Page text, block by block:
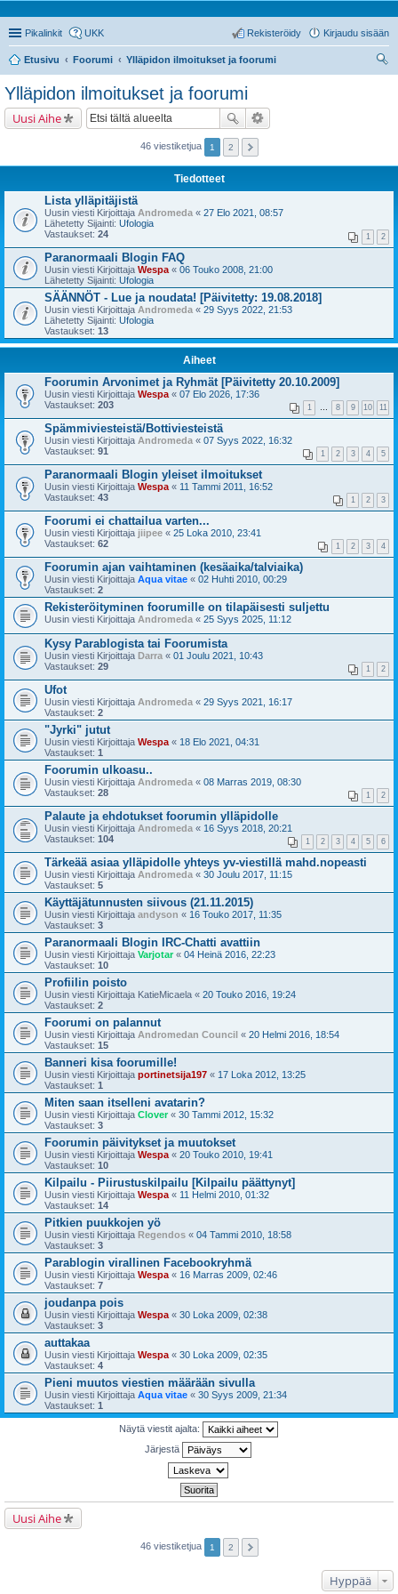
Pikalinkit UKK Kirjaudu sisään
Rekisteröidy
Etusivu Foorumi
Ylläpidon ilmoitukset ja foorumi
Ylläpidon ilmoitukset ja foorumi
Uusi Aihe
46 viestiketjua 1 2
Tiedotteet
Lista ylläpitäjistä
Uusin viesti Kirjoittaja Andromeda « 27 Elo 2021, 08:57
Lähetetty Sijainti: Ufologia
Vastaukset: 24 1 2
Paranormaali Blogin FAQ
Uusin viesti Kirjoittaja Wespa « 06 Touko 2008, 21:00
Lähetetty Sijainti: Ufologia
SÄÄNNÖT - Lue ja noudata! [Päivitetty: 19.08.2018]
Uusin viesti Kirjoittaja Andromeda « 29 Syys 2022, 21:53
Lähetetty Sijainti: Ufologia
Vastaukset: 13
Aiheet
Foorumin Arvonimet ja Ryhmät [Päivitetty 20.10.2009]
Uusin viesti Kirjoittaja Wespa « 07 Elo 2026, 17:36
Vastaukset: 203 1 … 8 9 10 11
Spämmiviesteistä/Bottiviesteistä
Uusin viesti Kirjoittaja Andromeda « 07 Syys 2022, 16:32
Vastaukset: 91 1 2 3 4 5
Paranormaali Blogin yleiset ilmoitukset
Uusin viesti Kirjoittaja Wespa « 11 Tammi 2011, 16:52
Vastaukset: 43 1 2 3
Foorumi ei chattailua varten...
Uusin viesti Kirjoittaja jiipee « 25 Loka 2010, 23:41
Vastaukset: 62 1 2 3 4
Foorumin ajan vaihtaminen (kesäaika/talviaika)
Uusin viesti Kirjoittaja Aqua vitae « 02 Huhti 2010, 00:29
Vastaukset: 2
Rekisteröityminen foorumille on tilapäisesti suljettu
Uusin viesti Kirjoittaja Andromeda « 25 Syys 2025, 11:12
Kysy Parablogista tai Foorumista
Uusin viesti Kirjoittaja Darra « 01 Joulu 2021, 10:43
Vastaukset: 29 1 2
Ufot
Uusin viesti Kirjoittaja Andromeda « 29 Syys 2021, 16:17
Vastaukset: 2
"Jyrki" jutut
Uusin viesti Kirjoittaja Wespa « 18 Elo 2021, 04:31
Vastaukset: 1
Foorumin ulkoasu..
Uusin viesti Kirjoittaja Andromeda « 08 Marras 2019, 08:30
Vastaukset: 28 1 2
Palaute ja ehdotukset foorumin ylläpidolle
Uusin viesti Kirjoittaja Andromeda « 16 Syys 2018, 20:21
Vastaukset: 104 1 2 3 4 5 6
Tärkeää asiaa ylläpidolle yhteys yv-viestillä mahd.nopeasti
Uusin viesti Kirjoittaja Andromeda « 30 Joulu 2017, 11:15
Vastaukset: 5
Käyttäjätunnusten siivous (21.11.2015)
Uusin viesti Kirjoittaja andyson « 16 Touko 2017, 11:35
Vastaukset: 3
Paranormaali Blogin IRC-Chatti avattiin
Uusin viesti Kirjoittaja Varjotar« 04 Heinä 2016, 22:23
Vastaukset: 10
Profiilin poisto
Uusin viesti Kirjoittaja KatieMicaela « 20 Touko 2016, 19:24
Vastaukset: 2
Foorumi on palannut
Uusin viesti Kirjoittaja Andromedan Council « 20 Helmi 2016, 18:54
Vastaukset: 15
Banneri kisa foorumille!
Uusin viesti Kirjoittaja portinetsija197 « 17 Loka 2012, 13:25
Vastaukset: 1
Miten saan itselleni avatarin?
Uusin viesti Kirjoittaja Clover« 30 Tammi 2012, 15:32
Vastaukset: 3
Foorumin päivitykset ja muutokset
Uusin viesti Kirjoittaja Wespa « 20 Touko 2010, 19:41
Vastaukset: 10
Kilpailu - Piirustuskilpailu [Kilpailu päättynyt]
Uusin viesti Kirjoittaja Wespa « 11 Helmi 2010, 01:32
Vastaukset: 14
Pitkien puukkojen yö
Uusin viesti Kirjoittaja Regendos « 04 Tammi 2010, 18:58
Vastaukset: 3
Parablogin virallinen Facebookryhmä
Uusin viesti Kirjoittaja Wespa « 16 Marras 2009, 02:46
Vastaukset: 7
joudanpa pois
Uusin viesti Kirjoittaja Wespa « 30 Loka 2009, 02:38
Vastaukset: 3
auttakaa
Uusin viesti Kirjoittaja Wespa « 30 Loka 2009, 02:35
Vastaukset: 4
Pieni muutos viestien määrään sivulla
Uusin viesti Kirjoittaja Aqua vitae « 30 Syys 2009, 21:34
Vastaukset: 1
Näytä viestit ajalta:
Järjestä
Uusi Aihe
46 viestiketjua 1 2
Hyppää